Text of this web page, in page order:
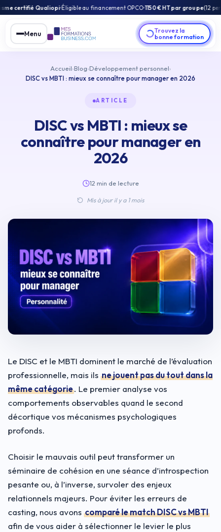
Éligible au financement OPCO 1150 € HT par groupe(12 personnes
Menu
Trouvez la
bonne formation
Accueil›Blog›Développement personnel›
DISC vs MBTI : mieux se connaître pour manager en 2026
ARTICLE
DISC vs MBTI : mieux se
connaître pour manager en
2026
12 min de lecture
Mis à jour il y a 1 mois
Le DISC et le MBTI dominent le marché de l’évaluation
professionnelle, mais ils ne jouent pas du tout dans la
même catégorie. Le premier analyse vos
comportements observables quand le second
décortique vos mécanismes psychologiques
profonds.
Choisir le mauvais outil peut transformer un
séminaire de cohésion en une séance d’introspection
pesante ou, à l’inverse, survoler des enjeux
relationnels majeurs. Pour éviter les erreurs de
casting, nous avons comparé le match DISC vs MBTI
afin de vous aider à sélectionner le levier le plus